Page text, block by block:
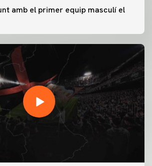
amb el primer equip masculí el